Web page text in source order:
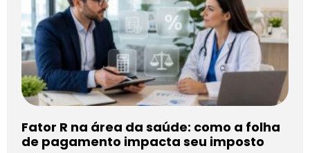
Fator R na área da saúde: como a folha
de pagamento impacta seu imposto